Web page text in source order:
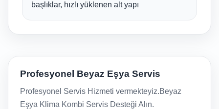
başlıklar, hızlı yüklenen alt yapı
Profesyonel Beyaz Eşya Servis
Profesyonel Servis Hizmeti vermekteyiz.Beyaz
Eşya Klima Kombi Servis Desteği Alın.